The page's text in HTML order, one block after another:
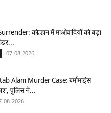
कोल्हान में माओवादियों को बड़ा
07-08-2026
Alam Murder Case: बर्मामाइंस
पुलिस ने...
08-2026